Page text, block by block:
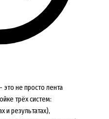
не просто лента
трёх систем:
и результатах),